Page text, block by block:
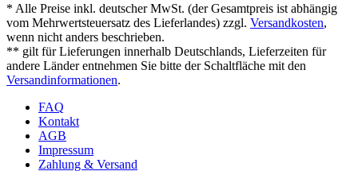
* Alle Preise inkl. deutscher MwSt. (der Gesamtpreis ist abhängig
vom Mehrwertsteuersatz des Lieferlandes) zzgl. Versandkosten,
wenn nicht anders beschrieben.
** gilt für Lieferungen innerhalb Deutschlands, Lieferzeiten für
andere Länder entnehmen Sie bitte der Schaltfläche mit den
Versandinformationen.
FAQ
Kontakt
AGB
Impressum
Zahlung & Versand